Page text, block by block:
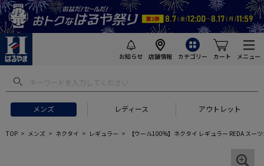
お知らせ 店舗情報 カテゴリー カート メニュー
メンズ レディース アウトレット
TOP メンズ ネクタイ レギュラー 【ウール100%】ネクタイ レギュラー REDA スー